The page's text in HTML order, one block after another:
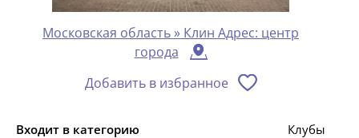
Московская область » Клин Адрес: центр
города
Добавить в избранное
Входит в категорию
Клубы